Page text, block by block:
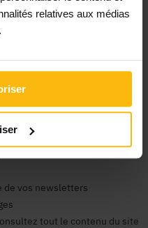
relatives aux médias
pour bénéficier au nom
plateforme MonASBL.be :
infos et bénéficier du
consulter notre contenu
support expert, etc.
nos sites
de vos newsletters
tout le contenu du site